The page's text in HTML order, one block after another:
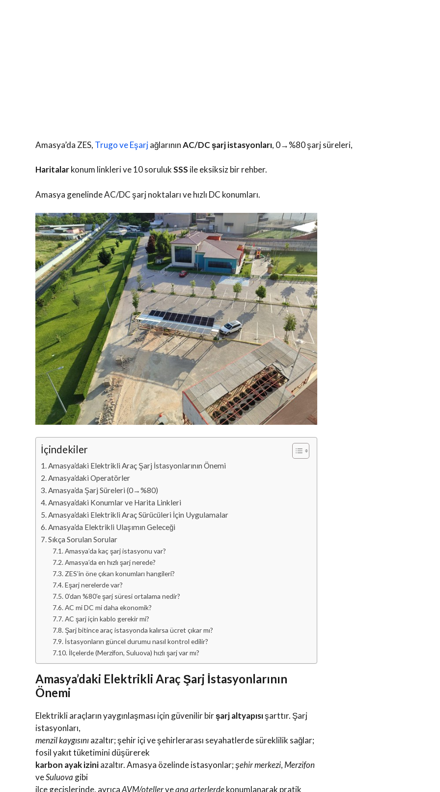
Amasya’da ZES, Trugo ve EşarjağlarınınAC/DC şarj istasyonları, 0→%80 şarj süreleri,
Haritalarkonum linkleri ve 10 sorulukSSS ile eksiksiz bir rehber.
Amasya genelinde AC/DC şarj noktaları ve hızlı DC konumları.
İçindekiler
Amasya’daki Elektrikli Araç Şarj İstasyonlarının Önemi
Amasya’daki Operatörler
Amasya’da Şarj Süreleri (0→%80)
Amasya’daki Konumlar ve Harita Linkleri
Amasya’daki Elektrikli Araç Sürücüleri İçin Uygulamalar
Amasya’da Elektrikli Ulaşımın Geleceği
Sıkça Sorulan Sorular
Amasya’da kaç şarj istasyonu var?
Amasya’da en hızlı şarj nerede?
ZES’in öne çıkan konumları hangileri?
Eşarj nerelerde var?
0’dan %80’e şarj süresi ortalama nedir?
AC mi DC mi daha ekonomik?
AC şarj için kablo gerekir mi?
Şarj bitince araç istasyonda kalırsa ücret çıkar mı?
İstasyonların güncel durumu nasıl kontrol edilir?
İlçelerde (Merzifon, Suluova) hızlı şarj var mı?
Amasya’daki Elektrikli Araç Şarj İstasyonlarının
Önemi
Elektrikli araçların yaygınlaşması için güvenilir birşarj altyapısışarttır. Şarj
istasyonları,
menzil kaygısınıazaltır; şehir içi ve şehirlerarası seyahatlerde süreklilik sağlar;
fosil yakıt tüketimini düşürerek
karbon ayak iziniazaltır. Amasya özelinde istasyonlar;şehir merkezi,Merzifon
veSuluova gibi
ilçe geçişlerinde, ayrıcaAVM/otellerveana arterlerdekonumlanarak pratik